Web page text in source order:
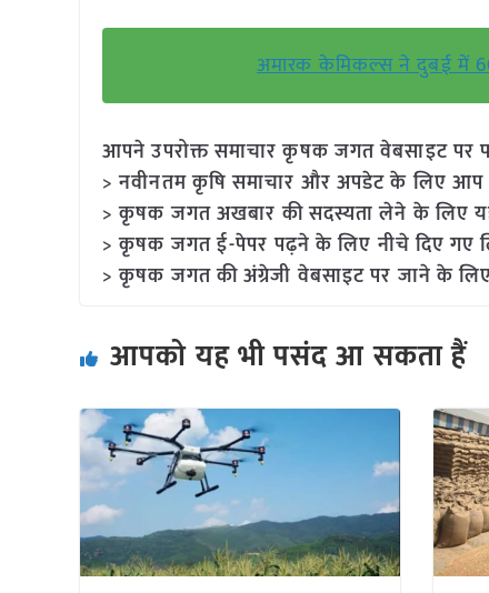
अमारक केमिकल्स ने दुबई में
आपने उपरोक्त समाचार कृषक जगत वेबसाइट पर
> नवीनतम कृषि समाचार और अपडेट के लिए
> कृषक जगत अखबार की सदस्यता लेने के लिए
> कृषक जगत ई-पेपर पढ़ने के लिए नीचे दिए गए
> कृषक जगत की अंग्रेजी वेबसाइट पर जाने के
आपको यह भी पसंद आ सकता हैं